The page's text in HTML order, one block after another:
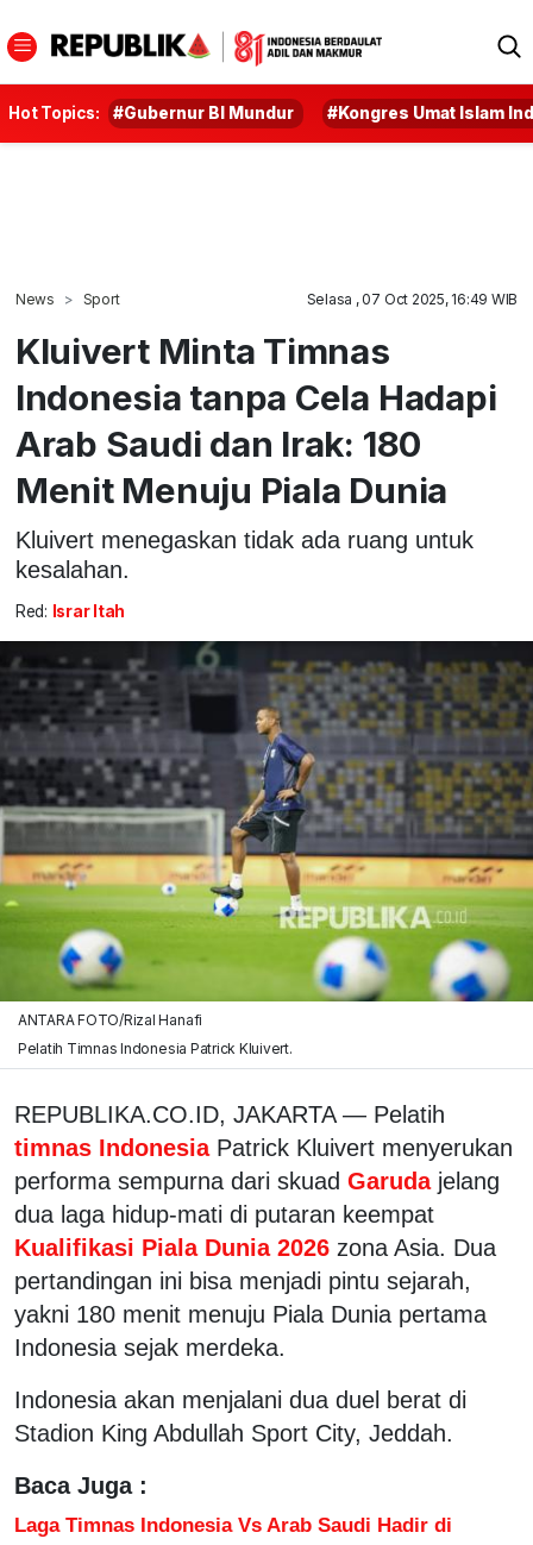
Hot Topics: #Gubernur BI Mundur #Kongres Umat Islam
News Sport Selasa , 07 Oct 2025, 16:49 WIB
Kluivert Minta Timnas
Indonesia tanpa Cela Hadapi
Arab Saudi dan Irak: 180
Menit Menuju Piala Dunia
Kluivert menegaskan tidak ada ruang untuk
kesalahan.
Red: Israr Itah
ANTARA FOTO/Rizal Hanafi
Pelatih Timnas Indonesia Patrick Kluivert.
REPUBLIKA.CO.ID, JAKARTA — Pelatih
timnas Indonesia Patrick Kluivert menyerukan
performa sempurna dari skuad Garuda jelang
dua laga hidup-mati di putaran keempat
Kualifikasi Piala Dunia 2026 zona Asia. Dua
pertandingan ini bisa menjadi pintu sejarah,
yakni 180 menit menuju Piala Dunia pertama
Indonesia sejak merdeka.
Indonesia akan menjalani dua duel berat di
Stadion King Abdullah Sport City, Jeddah.
Baca Juga :
Laga Timnas Indonesia Vs Arab Saudi Hadir di